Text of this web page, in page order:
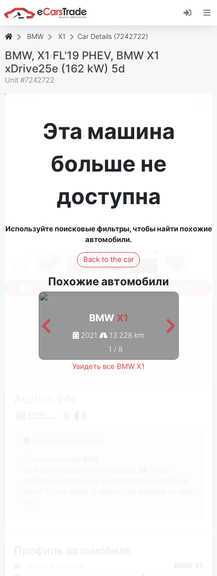
Установите веб-приложение eCarsTrade,
добавьте его на главный экран и получайте
BMW X1 Car Details (7242722)
BMW, X1 FL'19 PHEV, BMW X1
xDrive25e (162 kW) 5d
Unit #7242722
Эта машина
больше не
доступна
Используйте поисковые фильтры, чтобы найти похожие
автомобили.
Back to the car
Похожие автомобили
BMW X1
2021
13 228 km
1 / 8
Увидеть все BMW X1
Авторизуйтесь, чтобы увидеть все фотографии